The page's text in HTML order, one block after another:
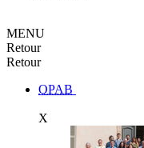
MENU
Retour
Retour
OPAB
X